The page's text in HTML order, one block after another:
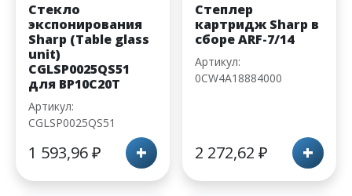
Стекло
экспонирования
Sharp (Table glass
unit)
CGLSP0025QS51
для BP10C20T
Артикул:
CGLSP0025QS51
1 593,96₽ +
Степлер
картридж Sharp в
сборе ARF-7/14
Артикул:
0CW4A18884000
2 272,62 ₽ +